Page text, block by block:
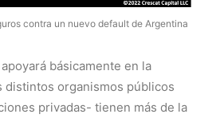
contra un nuevo default de Argentina
básicamente en la
distintos organismos públicos
privadas- tienen más de la